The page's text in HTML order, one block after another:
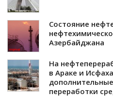
Состояние
Азербайджана
На
в Араке и
переработки